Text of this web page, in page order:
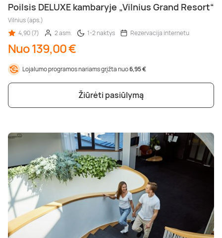
Poilsis DELUXE kambaryje „Vilnius Grand Resort“
Vilnius (aps.)
4,90 (7)
2 asm. 1-2 naktys Rezervacija internetu
Nuo 139,00 €
Lojalumo programos nariams grįžta nuo6,95 €
Žiūrėti pasiūlymą